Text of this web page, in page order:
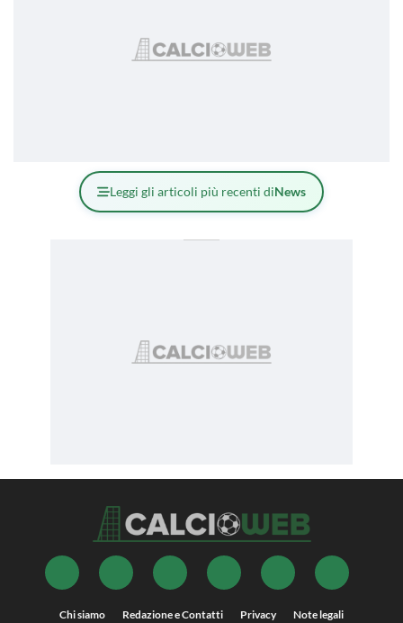
Leggi gli articoli più recenti diNews
Chi siamo Redazione e Contatti Privacy Note legali